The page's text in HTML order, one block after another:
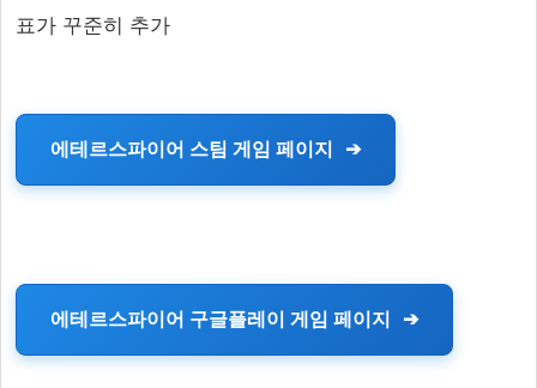
표가 꾸준히 추가
에테르스파이어 스팀 게임 페이지
에테르스파이어 구글플레이 게임 페이지